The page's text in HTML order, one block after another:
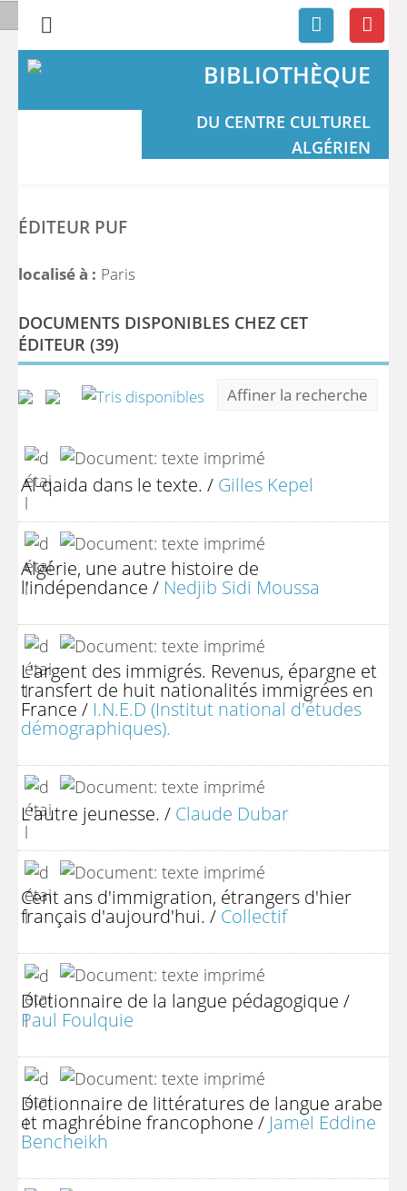
BIBLIOTHÈQUE
DU CENTRE CULTUREL
ALGÉRIEN
ÉDITEUR PUF
localisé à : Paris
DOCUMENTS DISPONIBLES CHEZ CET
ÉDITEUR (39)
Affiner la recherche
Al-qaida dans le texte. / Gilles Kepel
Algérie, une autre histoire de
l'indépendance / Nedjib Sidi Moussa
L'argent des immigrés. Revenus, épargne et
transfert de huit nationalités immigrées en
France / I.N.E.D (Institut national d'études
démographiques).
L'autre jeunesse. / Claude Dubar
Cent ans d'immigration, étrangers d'hier
français d'aujourd'hui. / Collectif
Dictionnaire de la langue pédagogique /
Paul Foulquie
Dictionnaire de littératures de langue arabe
et maghrébine francophone / Jamel Eddine
Bencheikh